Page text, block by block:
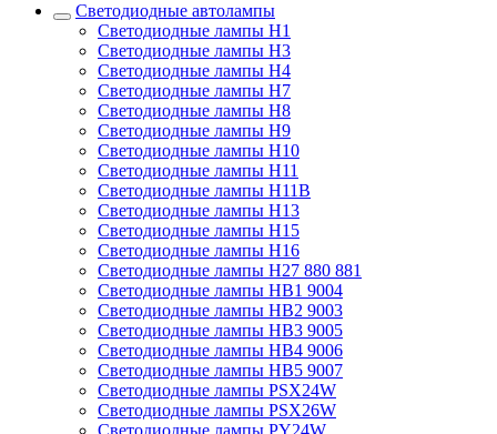
Светодиодные автолампы
Светодиодные лампы H1
Светодиодные лампы H3
Светодиодные лампы H4
Светодиодные лампы H7
Светодиодные лампы H8
Светодиодные лампы H9
Светодиодные лампы H10
Светодиодные лампы H11
Светодиодные лампы H11B
Светодиодные лампы H13
Светодиодные лампы H15
Светодиодные лампы H16
Светодиодные лампы H27 880 881
Светодиодные лампы HB1 9004
Светодиодные лампы HB2 9003
Светодиодные лампы HB3 9005
Светодиодные лампы HB4 9006
Светодиодные лампы HB5 9007
Светодиодные лампы PSX24W
Светодиодные лампы PSX26W
Светодиодные лампы PY24W